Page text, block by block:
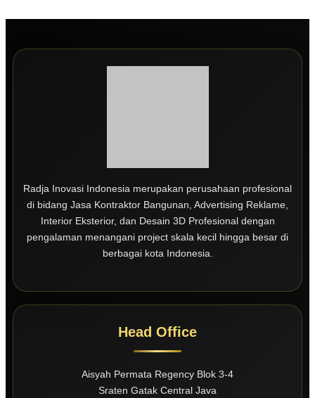
Radja Inovasi Indonesia merupakan perusahaan profesional
di bidang Jasa Kontraktor Bangunan, Advertising Reklame,
Interior Eksterior, dan Desain 3D Profesional dengan
pengalaman menangani project skala kecil hingga besar di
berbagai kota Indonesia.
Head Office
Aisyah Permata Regency Blok 3-4
Sraten Gatak Central Java